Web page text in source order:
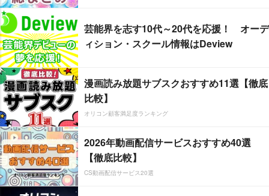
芸能界を志す10代～20代を応援！ オーデ
ィション・スクール情報はDeview
漫画読み放題サブスクおすすめ11選【徹底
比較】
オリコン顧客満足度ランキング
2026年動画配信サービスおすすめ40選
【徹底比較】
CS動画配信サービス20選